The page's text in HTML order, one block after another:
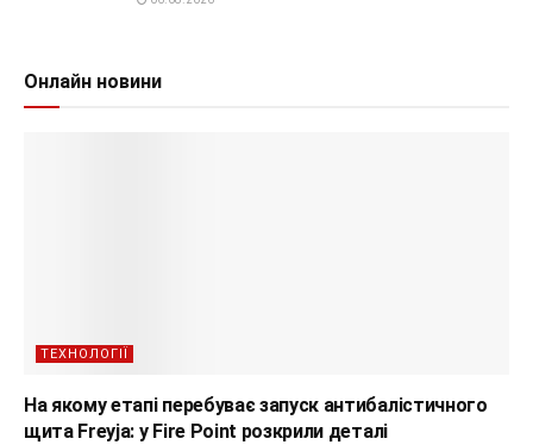
Онлайн новини
ТЕХНОЛОГІЇ
На якому етапі перебуває запуск антибалістичного
щита Freyja: у Fire Point розкрили деталі